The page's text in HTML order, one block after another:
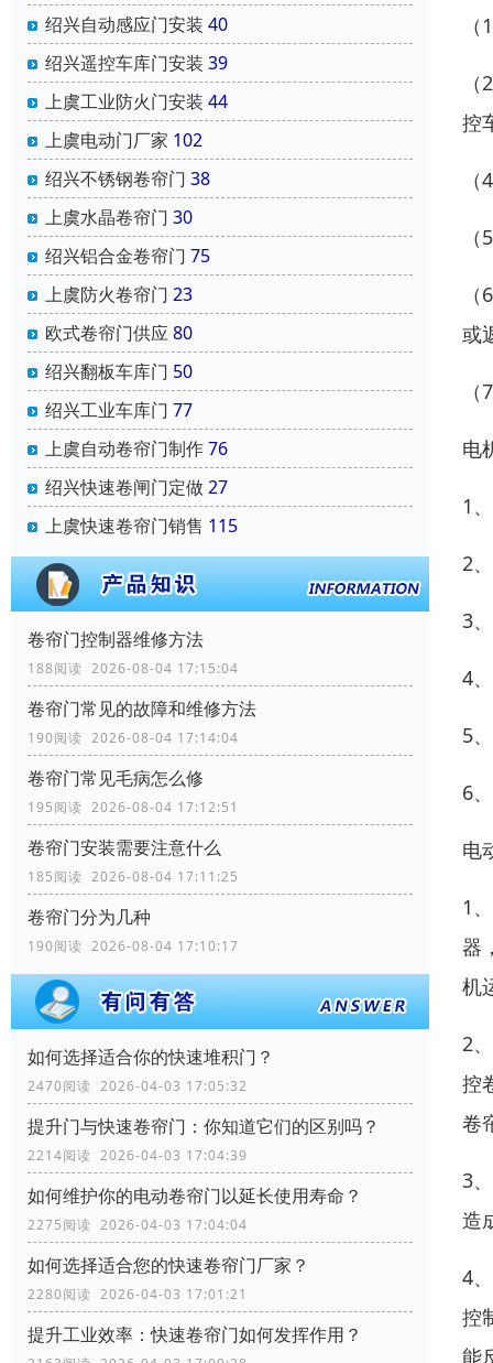
绍兴自动感应门安装 40
绍兴遥控车库门安装 39
上虞工业防火门安装 44
上虞电动门厂家 102
绍兴不锈钢卷帘门 38
上虞水晶卷帘门 30
绍兴铝合金卷帘门 75
上虞防火卷帘门 23
欧式卷帘门供应80
绍兴翻板车库门 50
绍兴工业车库门 77
上虞自动卷帘门制作76
绍兴快速卷闸门定做27
上虞快速卷帘门销售 115
卷帘门控制器维修方法
188阅读 2026-08-04 17:15:04
卷帘门常见的故障和维修方法
190阅读 2026-08-04 17:14:04
卷帘门常见毛病怎么修
195阅读 2026-08-04 17:12:51
卷帘门安装需要注意什么
185阅读 2026-08-04 17:11:25
卷帘门分为几种
190阅读 2026-08-04 17:10:17
如何选择适合你的快速堆积门？
2470阅读 2026-04-03 17:05:32
提升门与快速卷帘门：你知道它们的区别吗？
2214阅读 2026-04-03 17:04:39
如何维护你的电动卷帘门以延长使用寿命？
2275阅读 2026-04-03 17:04:04
如何选择适合您的快速卷帘门厂家？
2280阅读 2026-04-03 17:01:21
提升工业效率：快速卷帘门如何发挥作用？
控
或
电
1
2
3
4
5
6
电
1
器
机
2
控
卷
3
造
4
控
能